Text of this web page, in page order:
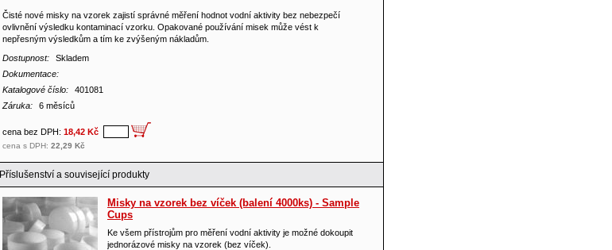
Čisté nové misky na vzorek zajistí správné měření hodnot vodní aktivity bez nebezpečí
ovlivnění výsledku kontaminací vzorku. Opakované používání misek může vést k
nepřesným výsledkům a tím ke zvýšeným nákladům.
Dostupnost:
Skladem
Dokumentace:
Katalogové číslo:
401081
Záruka:
6 měsíců
cena bez DPH: 18,42 Kč
cena s DPH: 22,29 Kč
Příslušenství a související produkty
Misky na vzorek bez víček (balení 4000ks) - Sample
Cups
Ke všem přístrojům pro měření vodní aktivity je možné dokoupit
jednorázové misky na vzorek (bez víček).